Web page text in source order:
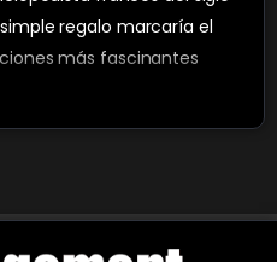
regalo marcaría el
más fascinantes